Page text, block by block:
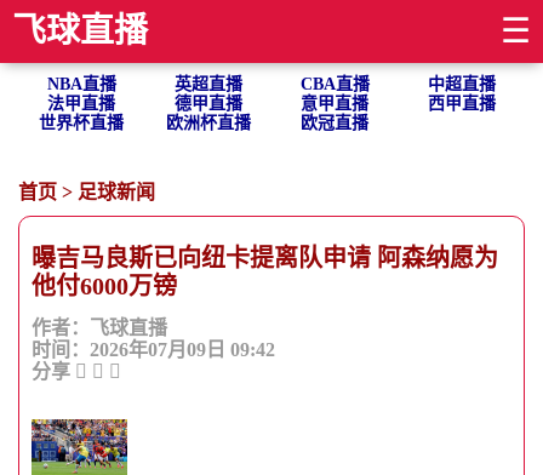
飞球直播 ☰
NBA直播 英超直播 CBA直播
中超直播
法甲直播
德甲直播 意甲直播
西甲直播
世界杯直播
欧洲杯直播 欧冠直播
首页 > 足球新闻
曝吉马良斯已向纽卡提离队申请 阿森纳愿为
他付6000万镑
作者：飞球直播
时间：2026年07月09日 09:42
分享